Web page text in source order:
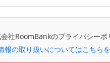
社RoomBankのプライバシー
報の取り扱いについてはこちら